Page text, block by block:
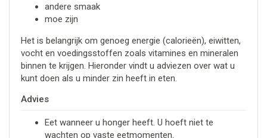
andere smaak
moe zijn
Het is belangrijk om genoeg energie (calorieën), eiwitten,
vocht en voedingsstoffen zoals vitamines en mineralen
binnen te krijgen. Hieronder vindt u adviezen over wat u
kunt doen als u minder zin heeft in eten.
Advies
Eet wanneer u honger heeft. U hoeft niet te
wachten op vaste eetmomenten.